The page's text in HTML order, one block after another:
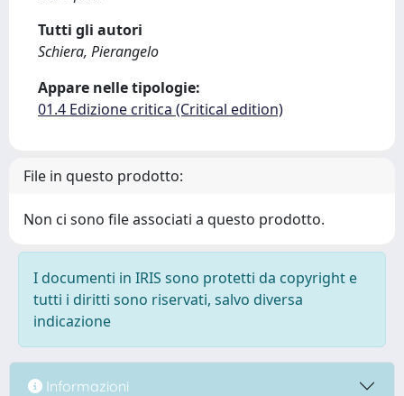
Tutti gli autori
Schiera, Pierangelo
Appare nelle tipologie:
01.4 Edizione critica (Critical edition)
File in questo prodotto:
Non ci sono file associati a questo prodotto.
I documenti in IRIS sono protetti da copyright e
tutti i diritti sono riservati, salvo diversa
indicazione
Informazioni